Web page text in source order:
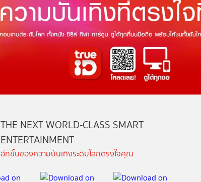
THE NEXT WORLD-CLASS SMART
ENTERTAINMENT
อีกขั้นของความบันเทิงระดับโลกตรงใจคุณ